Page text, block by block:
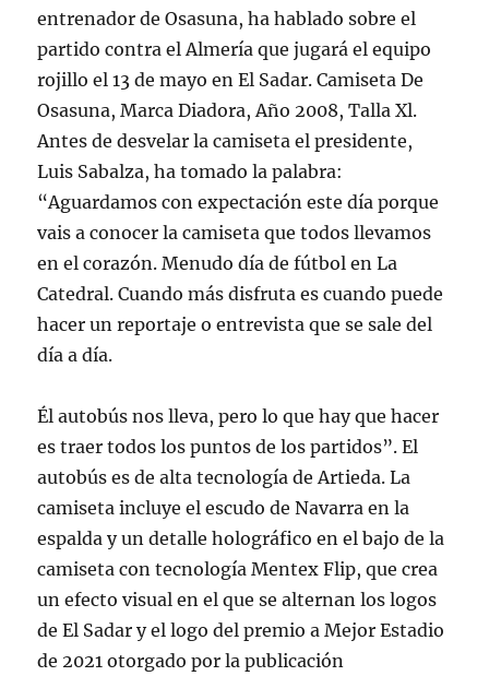
entrenador de Osasuna, ha hablado sobre el
partido contra el Almería que jugará el equipo
rojillo el 13 de mayo en El Sadar. Camiseta De
Osasuna, Marca Diadora, Año 2008, Talla Xl.
Antes de desvelar la camiseta el presidente,
Luis Sabalza, ha tomado la palabra:
“Aguardamos con expectación este día porque
vais a conocer la camiseta que todos llevamos
en el corazón. Menudo día de fútbol en La
Catedral. Cuando más disfruta es cuando puede
hacer un reportaje o entrevista que se sale del
día a día.
Él autobús nos lleva, pero lo que hay que hacer
es traer todos los puntos de los partidos”. El
autobús es de alta tecnología de Artieda. La
camiseta incluye el escudo de Navarra en la
espalda y un detalle holográfico en el bajo de la
camiseta con tecnología Mentex Flip, que crea
un efecto visual en el que se alternan los logos
de El Sadar y el logo del premio a Mejor Estadio
de 2021 otorgado por la publicación